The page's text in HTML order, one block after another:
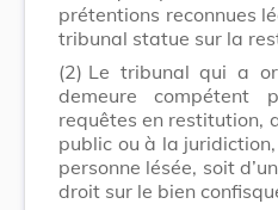
prétentions reconnues
tribunal statue sur la
(2) Le tribunal qui a
demeure compétent
requêtes en restitution,
public ou à la
personne lésée, soit
droit sur le bien